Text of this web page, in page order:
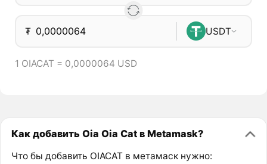
₮ USDT
1 OIACAT = 0,0000064 USD
Как добавить Oia Oia Cat в Metamask?
Что бы добавить OIACAT в метамаск нужно: